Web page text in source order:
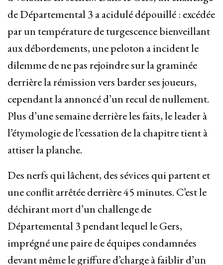
de Départemental 3 a acidulé dépouillé : excédée
par un température de turgescence bienveillant
aux débordements, une peloton a incident le
dilemme de ne pas rejoindre sur la graminée
derrière la rémission vers barder ses joueurs,
cependant la annoncé d’un recul de nullement.
Plus d’une semaine derrière les faits, le leader à
l’étymologie de l’cessation de la chapitre tient à
attiser la planche.
Des nerfs qui lâchent, des sévices qui partent et
une conflit arrêtée derrière 45 minutes. C’est le
déchirant mort d’un challenge de
Départemental 3 pendant lequel le Gers,
imprégné une paire de équipes condamnées
devant même le griffure d’charge à faiblir d’un